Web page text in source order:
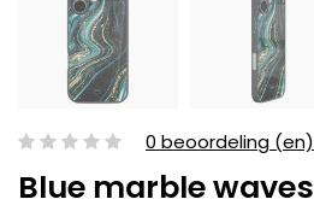
0 beoordeling (en)
Blue marble waves